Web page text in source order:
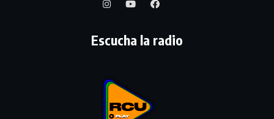
Escucha la radio